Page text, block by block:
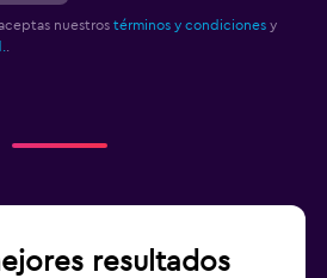
nuestros términos y condiciones y
resultados